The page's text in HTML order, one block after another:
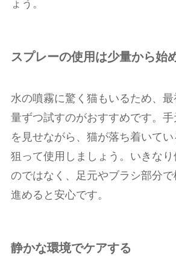
ょう。
スプレーの使用は少量から始
水の噴霧に驚く猫もいるため、
量ずつ試すのがおすすめです。
を見せながら、猫が落ち着いて
狙って使用しましょう。いきな
のではなく、足元やブラシ部分
進めると安心です。
静かな環境でケアする